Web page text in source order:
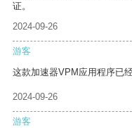
证。
2024-09-26
游客
这款加速器VPM应用程序已
2024-09-26
游客